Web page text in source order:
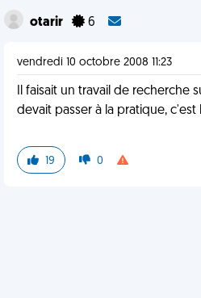
otarir 6
vendredi 10 octobre 2008 11:23
Il faisait un travail de recherche
devait passer à la pratique, c'est
19 0